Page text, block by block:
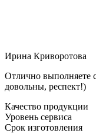
Ирина Криворотова
Отлично выполняете
довольны, респект!)
Качество продукции
Уровень сервиса
Срок изготовления